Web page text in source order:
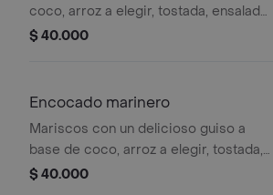
coco, arroz a elegir, tostada, ensalada
de tomate, lechuga, zanahoria y
$ 40.000
Encocado marinero
Mariscos con un delicioso guiso a
base de coco, arroz a elegir, tostada,
ensalada de tomate, lechuga,
$ 40.000